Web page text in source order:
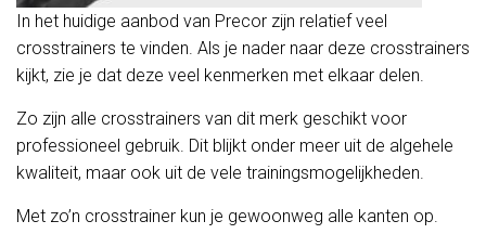
In het huidige aanbod van Precor zijn relatief veel
crosstrainers te vinden. Als je nader naar deze crosstrainers
kijkt, zie je dat deze veel kenmerken met elkaar delen.
Zo zijn alle crosstrainers van dit merk geschikt voor
professioneel gebruik. Dit blijkt onder meer uit de algehele
kwaliteit, maar ook uit de vele trainingsmogelijkheden.
Met zo’n crosstrainer kun je gewoonweg alle kanten op.